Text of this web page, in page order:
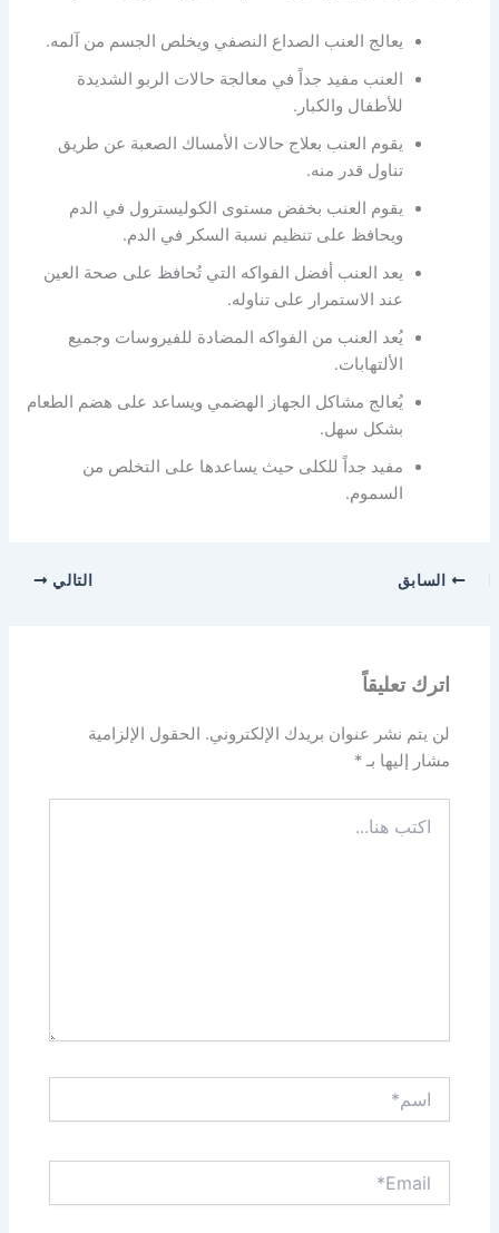
يعالج العنب الصداع النصفي ويخلص الجسم من آلمه.
العنب مفيد جداً في معالجة حالات الربو الشديدة
للأطفال والكبار.
يقوم العنب بعلاج حالات الأمساك الصعبة عن طريق
تناول قدر منه.
يقوم العنب بخفض مستوى الكوليسترول في الدم
ويحافظ على تنظيم نسبة السكر في الدم.
يعد العنب أفضل الفواكه التي تُحافظ على صحة العين
عند الاستمرار على تناوله.
يُعد العنب من الفواكه المضادة للفيروسات وجميع
الألتهابات.
يُعالج مشاكل الجهاز الهضمي ويساعد على هضم الطعام
بشكل سهل.
مفيد جداً للكلى حيث يساعدها على التخلص من
السموم.
السابق التالي
اترك تعليقاً
لن يتم نشر عنوان بريدك الإلكتروني. الحقول الإلزامية
مشار إليها بـ*
هنا...